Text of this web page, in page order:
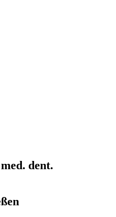
dent.